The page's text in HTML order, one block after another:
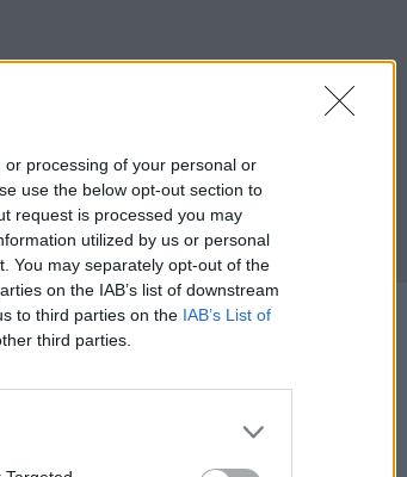
processing of your personal or
use the below opt-out section to
request is processed you may
utilized by us or personal
You may separately opt-out of the
on the IAB’s list of downstream
to third parties on the IAB’s List of
third parties.